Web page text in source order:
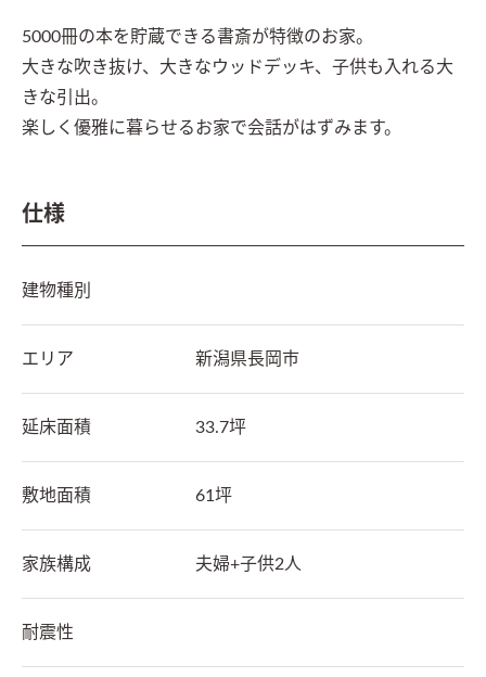
5000冊の本を貯蔵できる書斎が特徴のお家。
大きな吹き抜け、大きなウッドデッキ、子供も入れる大
きな引出。
楽しく優雅に暮らせるお家で会話がはずみます。
仕様
建物種別
エリア 新潟県長岡市
延床面積 33.7坪
敷地面積 61坪
家族構成 夫婦+子供2人
耐震性